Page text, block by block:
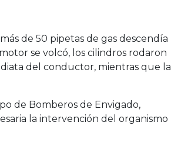
de 50 pipetas de gas descendía
se volcó, los cilindros rodaron
del conductor, mientras que la
de Bomberos de Envigado,
la intervención del organismo